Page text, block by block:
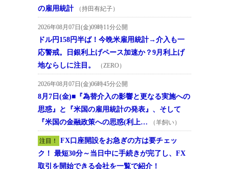
の雇用統計
（持田有紀子）
2026年08月07日(金)09時11分公開
ドル円158円半ば！今晩米雇用統計→介入も一
応警戒。日銀利上げペース加速か？9月利上げ
地ならしに注目。
（ZERO）
2026年08月07日(金)06時45分公開
8月7日(金)■『為替介入の影響と更なる実施への
思惑』と『米国の雇用統計の発表』、そして
『米国の金融政策への思惑(利上…
（羊飼い）
注目！
FX口座開設をお急ぎの方は要チェッ
ク！ 最短30分～当日中に手続きが完了し、FX
取引を開始できる会社を一覧で紹介！